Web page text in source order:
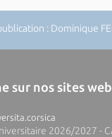
: Dominique
sur nos sites web
2026/2027 -